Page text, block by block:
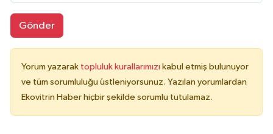
Gönder
Yorum yazarak topluluk kurallarımızı kabul etmiş bulunuyor
ve tüm sorumluluğu üstleniyorsunuz. Yazılan yorumlardan
Ekovitrin Haber hiçbir şekilde sorumlu tutulamaz.